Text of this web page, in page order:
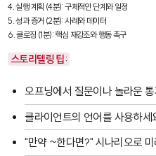
4. 실행 계획 (4분): 구체적인 단계와 일정
5. 성과 증거 (2분): 사례와 데이터
6. 클로징 (1분): 핵심 재강조와 행동 촉구
스토리텔링 팁:
오프닝에서 질문이나 놀라운
클라이언트의 언어를 사용하
"만약 ~한다면?" 시나리오로